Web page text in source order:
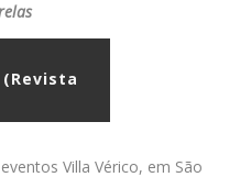
Villa Vérico, em São